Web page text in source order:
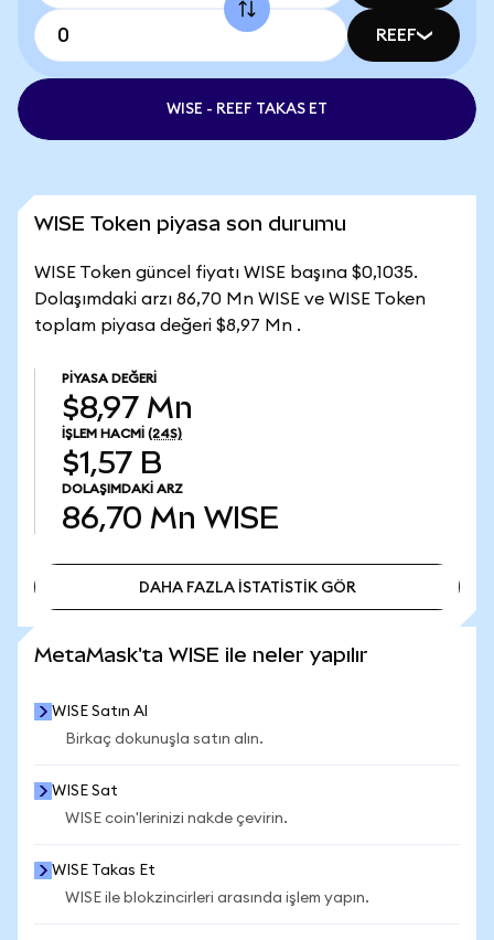
REEF
WISE - REEF TAKAS ET
WISE Token piyasa son durumu
WISE Token güncel fiyatı WISE başına $0,1035.
Dolaşımdaki arzı 86,70 Mn WISE ve WISE Token
toplam piyasa değeri $8,97 Mn .
PIYASA DEĞERI
$8,97 Mn
İŞLEM HACMI (24S)
$1,57 B
DOLAŞIMDAKI ARZ
86,70 Mn WISE
DAHA FAZLA İSTATİSTİK GÖR
MetaMask'ta WISE ile neler yapılır
WISE Satın Al
Birkaç dokunuşla satın alın.
WISE Sat
WISE coin'lerinizi nakde çevirin.
WISE Takas Et
WISE ile blokzincirleri arasında işlem yapın.